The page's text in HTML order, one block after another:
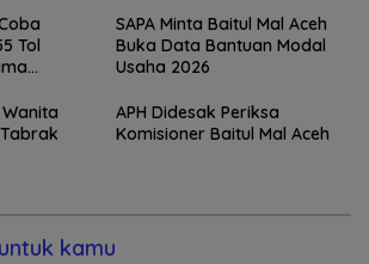
Kapolresta Banda Aceh
Tol
SAPA Minta Baitul Mal Aceh
Buka Data Bantuan Modal
Usaha 2026
APH Didesak Periksa
Komisioner Baitul Mal Aceh
kamu